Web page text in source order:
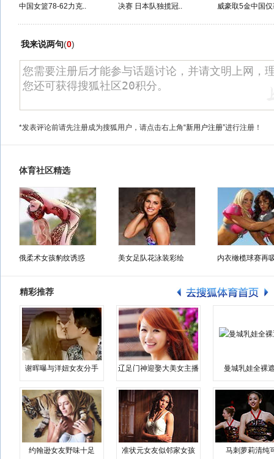
中国女篮78-62力克..
决赛 日本队独揽冠..
威豪取5金中国仅
我来说两句(0)
*发表评论前请先注册成为搜狐用户，请点击右上角“新用户注册”进行注册！
体育社区精选
俄柔术女孩豹纹诱惑 美女足队花泳装彩绘 内衣橄榄球赛再
精彩推荐
谢晖曝与洋妞女友分手 辽足门神迎娶大美女主播 曼城乳娃全裸
约翰逊女友野味十足 准状元女友似邻家女孩 马刺萝莉清纯